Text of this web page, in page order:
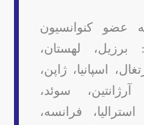
عضو کنوانسیون
برزیل، لهستان،
اسپانیا، ژاپن،
آرژانتین، سوئد،
فرانسه،